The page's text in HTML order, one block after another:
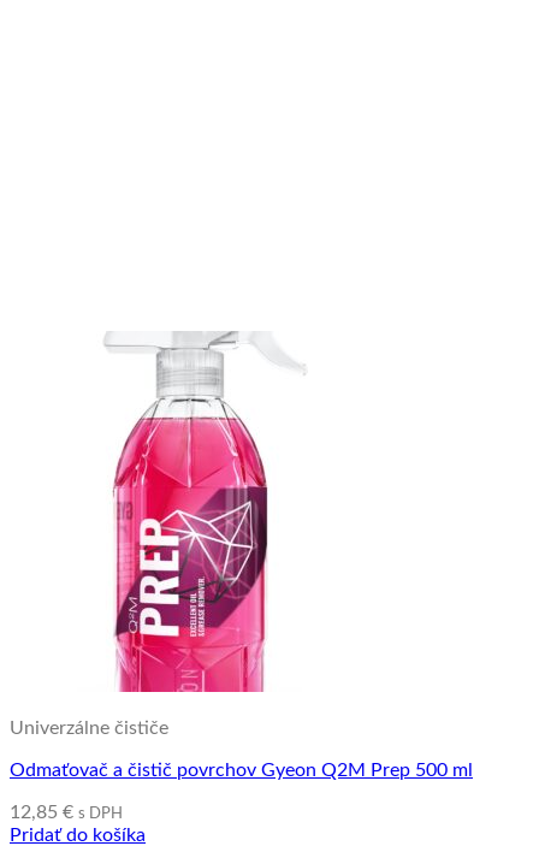
Univerzálne čističe
Odmaťovač a čistič povrchov Gyeon Q2M Prep 500 ml
12,85 € s DPH
Pridať do košíka